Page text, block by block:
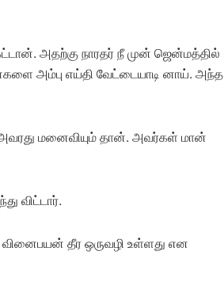
அதற்கு நாரதர் நீ முன் ஜென்மத்தில்
அம்பு எய்தி வேட்டையாடி னாய். அந்த
மனைவியும் தான். அவர்கள் மான்
விட்டார்.
வினைபயன் தீர ஒருவழி உள்ளது என